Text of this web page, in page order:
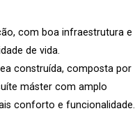
com boa infraestrutura e
de vida.
construída, composta por
máster com amplo
conforto e funcionalidade.